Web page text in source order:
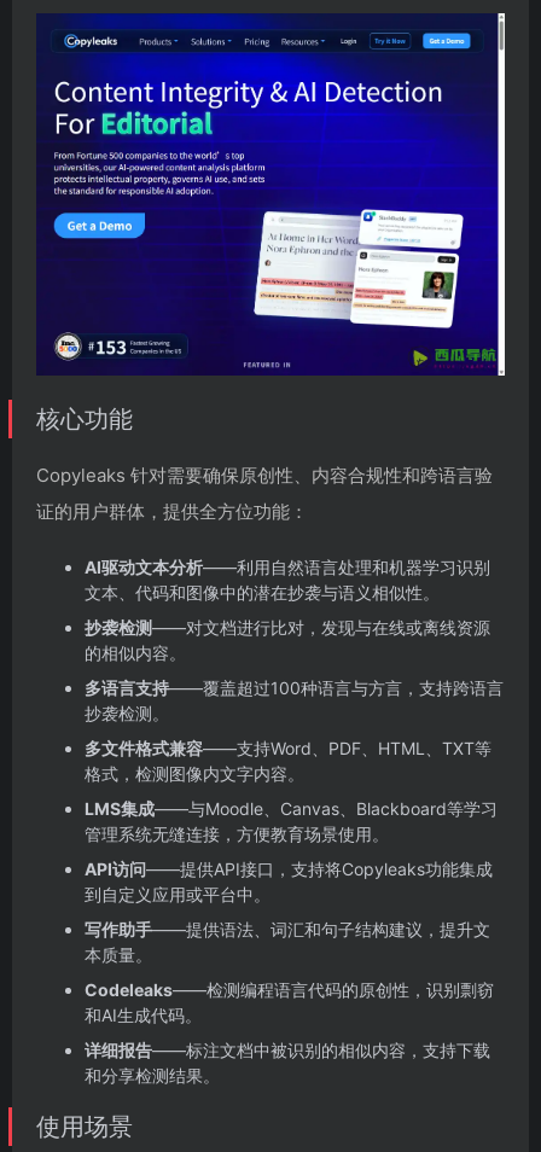
核心功能
Copyleaks 针对需要确保原创性、内容合规性和跨语言验
证的用户群体，提供全方位功能：
AI驱动文本分析——利用自然语言处理和机器学习识别
文本、代码和图像中的潜在抄袭与语义相似性。
抄袭检测——对文档进行比对，发现与在线或离线资源
的相似内容。
多语言支持——覆盖超过100种语言与方言，支持跨语言
抄袭检测。
多文件格式兼容——支持Word、PDF、HTML、TXT等
格式，检测图像内文字内容。
LMS集成——与Moodle、Canvas、Blackboard等学习
管理系统无缝连接，方便教育场景使用。
API访问——提供API接口，支持将Copyleaks功能集成
到自定义应用或平台中。
写作助手——提供语法、词汇和句子结构建议，提升文
本质量。
Codeleaks——检测编程语言代码的原创性，识别剽窃
和AI生成代码。
详细报告——标注文档中被识别的相似内容，支持下载
和分享检测结果。
使用场景